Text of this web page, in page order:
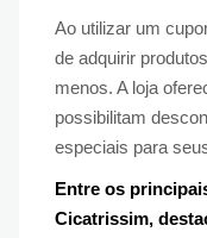
Ao utilizar um
de adquirir
menos. A loja
possibilitam
especiais para
Entre os
Cicatrissim,